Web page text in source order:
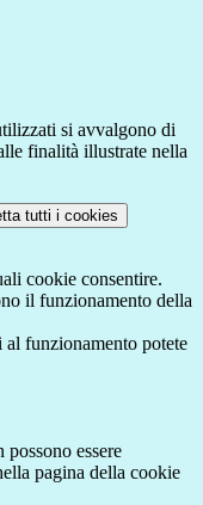
si avvalgono di
finalità illustrate nella
tutti i cookies
cookie consentire.
il funzionamento della
al funzionamento potete
essere
pagina della cookie